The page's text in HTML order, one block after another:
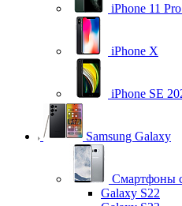
iPhone 11
iPhone X
iPhone SE
Samsung Galaxy
Смартфоны
Galaxy S22